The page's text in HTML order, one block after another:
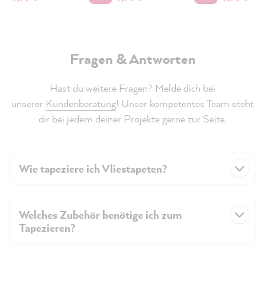
Fragen & Antworten
Hast du weitere Fragen? Melde dich bei
unserer Kundenberatung! Unser kompetentes Team steht
dir bei jedem deiner Projekte gerne zur Seite.
Wie tapeziere ich Vliestapeten?
Welches Zubehör benötige ich zum
Tapezieren?